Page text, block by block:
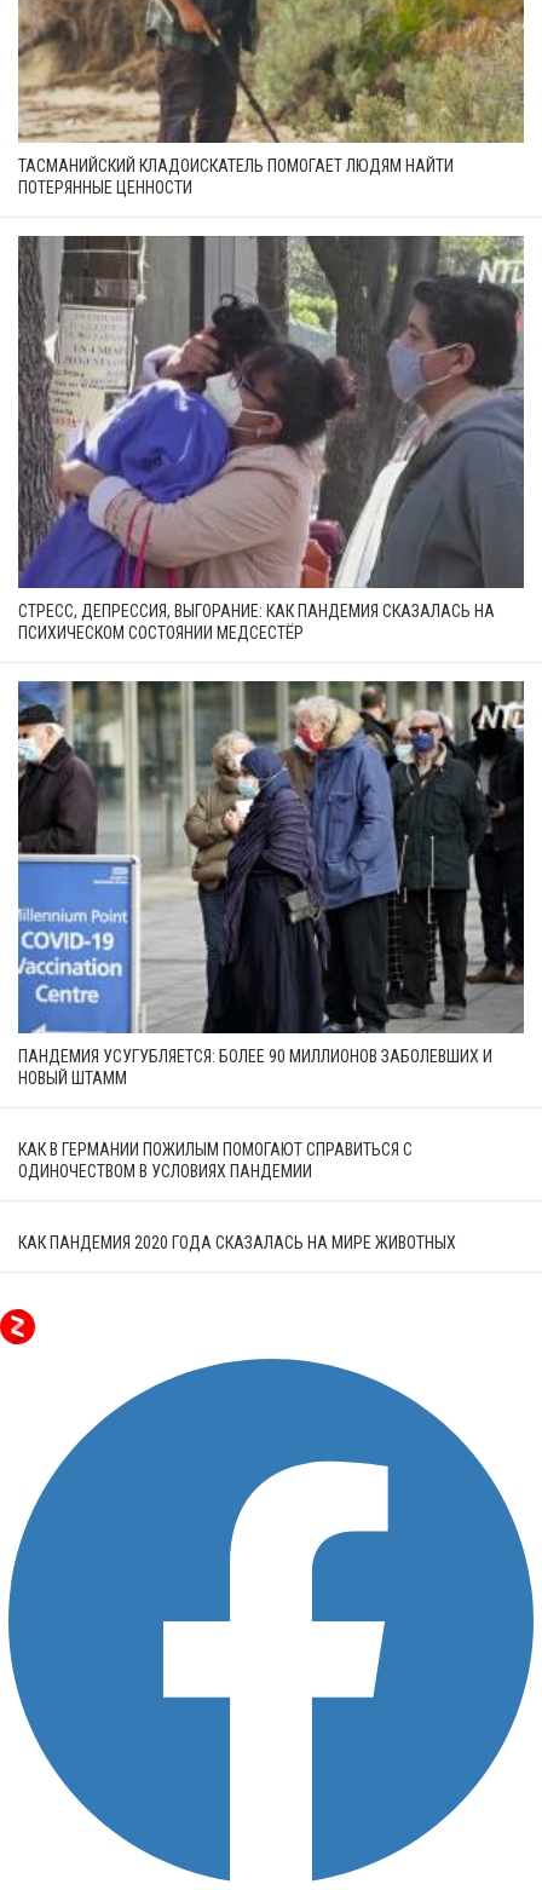
ТАСМАНИЙСКИЙ КЛАДОИСКАТЕЛЬ ПОМОГАЕТ ЛЮДЯМ НАЙТИ
ПОТЕРЯННЫЕ ЦЕННОСТИ
СТРЕСС, ДЕПРЕССИЯ, ВЫГОРАНИЕ: КАК ПАНДЕМИЯ СКАЗАЛАСЬ НА
ПСИХИЧЕСКОМ СОСТОЯНИИ МЕДСЕСТЁР
ПАНДЕМИЯ УСУГУБЛЯЕТСЯ: БОЛЕЕ 90 МИЛЛИОНОВ ЗАБОЛЕВШИХ И
НОВЫЙ ШТАММ
КАК В ГЕРМАНИИ ПОЖИЛЫМ ПОМОГАЮТ СПРАВИТЬСЯ С
ОДИНОЧЕСТВОМ В УСЛОВИЯХ ПАНДЕМИИ
КАК ПАНДЕМИЯ 2020 ГОДА СКАЗАЛАСЬ НА МИРЕ ЖИВОТНЫХ